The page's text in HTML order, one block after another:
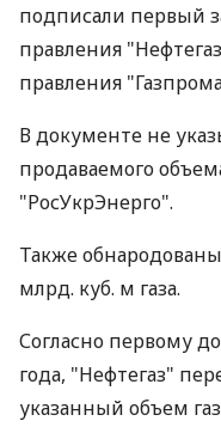
подписали первый
правления
правления
В документе не
продаваемого
"РосУкрЭнерго".
Также
млрд. куб. м газа.
Согласно первому
года, "Нефтегаз"
указанный объем